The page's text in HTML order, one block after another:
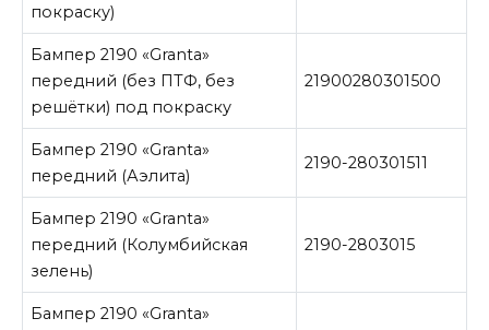
покраску)
Бампер 2190 «Granta»
передний (без ПТФ, без
решётки) под покраску
21900280301500
Бампер 2190 «Granta»
передний (Аэлита)
2190-280301511
Бампер 2190 «Granta»
передний (Колумбийская
зелень)
2190-2803015
Бампер 2190 «Granta»